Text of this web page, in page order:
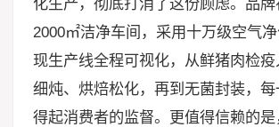
2000㎡洁净车间，采用十万级空气
现生产线全程可视化，从鲜猪肉检
细炖、烘焙松化，再到无菌封装，
得起消费者的监督。更值得信赖的